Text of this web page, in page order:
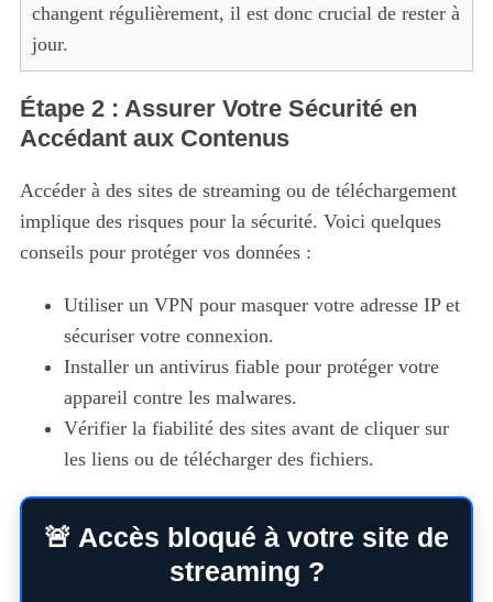
changent régulièrement, il est donc crucial de rester à
jour.
Étape 2 : Assurer Votre Sécurité en
Accédant aux Contenus
Accéder à des sites de streaming ou de téléchargement
implique des risques pour la sécurité. Voici quelques
conseils pour protéger vos données :
Utiliser un VPN pour masquer votre adresse IP et
sécuriser votre connexion.
Installer un antivirus fiable pour protéger votre
appareil contre les malwares.
Vérifier la fiabilité des sites avant de cliquer sur
les liens ou de télécharger des fichiers.
🚨 Accès bloqué à votre site de
streaming ?